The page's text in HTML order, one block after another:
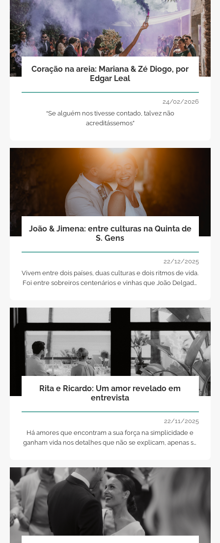
Coração na areia: Mariana & Zé Diogo, por
Edgar Leal
24/02/2026
“Se alguém nos tivesse contado, talvez não
acreditássemos”
João & Jimena: entre culturas na Quinta de
S. Gens
22/12/2025
Vivem entre dois países, duas culturas e dois ritmos de vida.
Foi entre sobreiros centenários e vinhas que João Delgado
Rita e Ricardo: Um amor revelado em
entrevista
22/11/2025
Há amores que encontram a sua força na simplicidade e
ganham vida nos detalhes que não se explicam, apenas se